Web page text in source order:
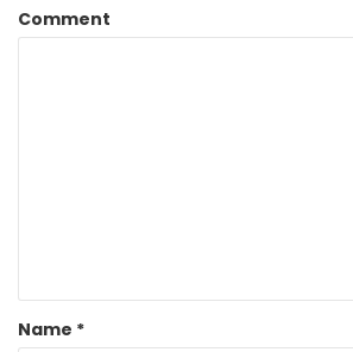
Comment
Name *